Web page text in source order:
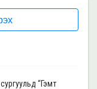
“Гэмт